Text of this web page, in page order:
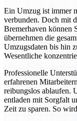
Ein Umzug ist immer
verbunden. Doch mit
Bremerhaven können
übernehmen die
Umzugsdaten bis hin
Wesentliche
Professionelle
erfahrenen
reibungslos ablaufen.
entladen mit Sorgfalt
Zeit zu sparen. So